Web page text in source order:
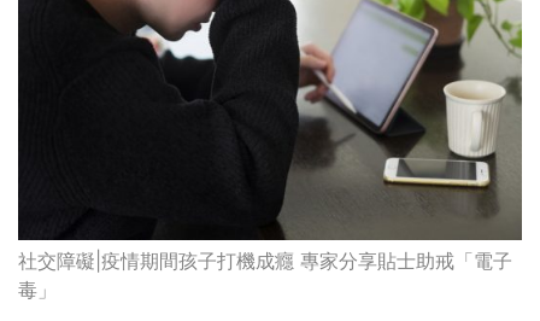
社交障礙|疫情期間孩子打機成癮 專家分享貼士助戒「電子
毒」